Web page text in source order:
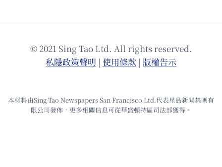
© 2021 Sing Tao Ltd. All rights reserved.
私隱政策聲明 | 使⽤條款 | 版權告⽰
本材料由Sing Tao Newspapers San Francisco Ltd.代表星島新聞集團有
限公司發佈，更多相關信息可從華盛頓特區司法部獲得。